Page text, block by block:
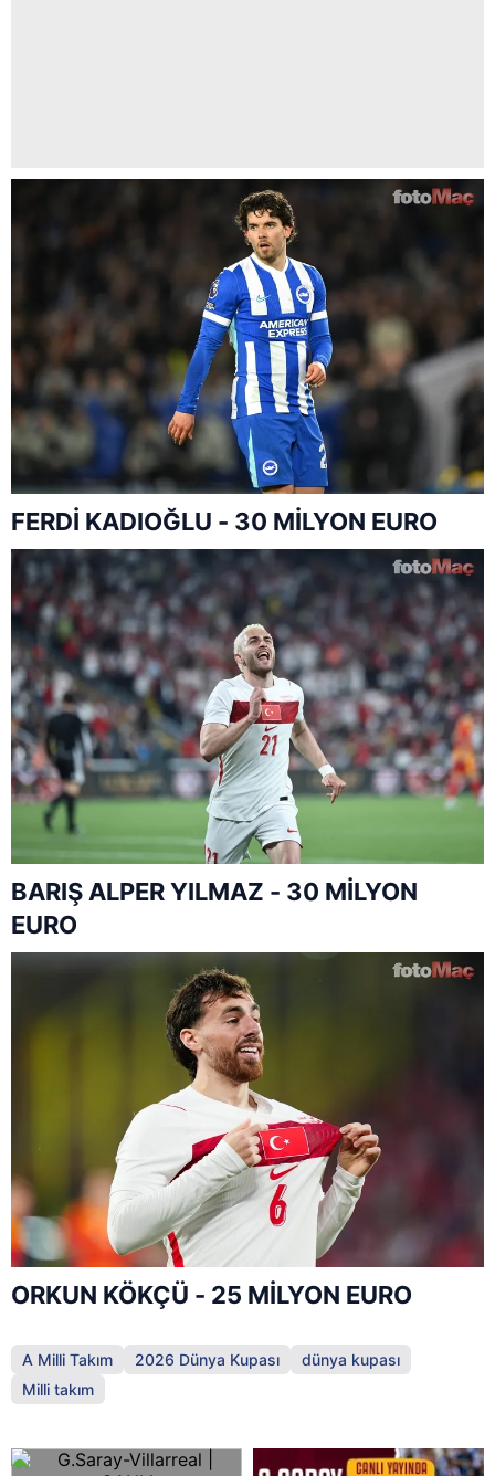
FERDİ KADIOĞLU - 30 MİLYON EURO
BARIŞ ALPER YILMAZ - 30 MİLYON
EURO
ORKUN KÖKÇÜ - 25 MİLYON EURO
A Milli Takım 2026 Dünya Kupası
dünya kupası
Milli takım